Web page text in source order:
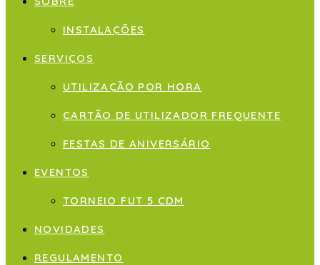
INSTALAÇÕES
SERVIÇOS
UTILIZAÇÃO POR HORA
CARTÃO DE UTILIZADOR FREQUENTE
FESTAS DE ANIVERSÁRIO
EVENTOS
TORNEIO FUT 5 CDM
NOVIDADES
REGULAMENTO